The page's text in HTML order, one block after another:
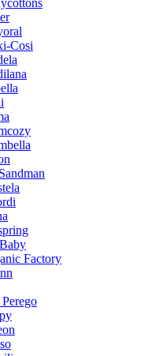
Cosi
Factory